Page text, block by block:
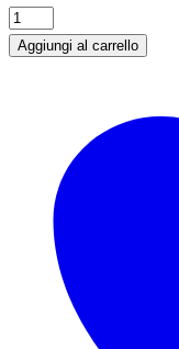
MODENA
VOLLEY
-
Aggiungi al carrello